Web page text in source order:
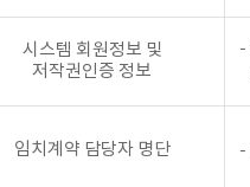
시스템 회원정보 및
저작권인증 정보
임치계약 담당자 명단